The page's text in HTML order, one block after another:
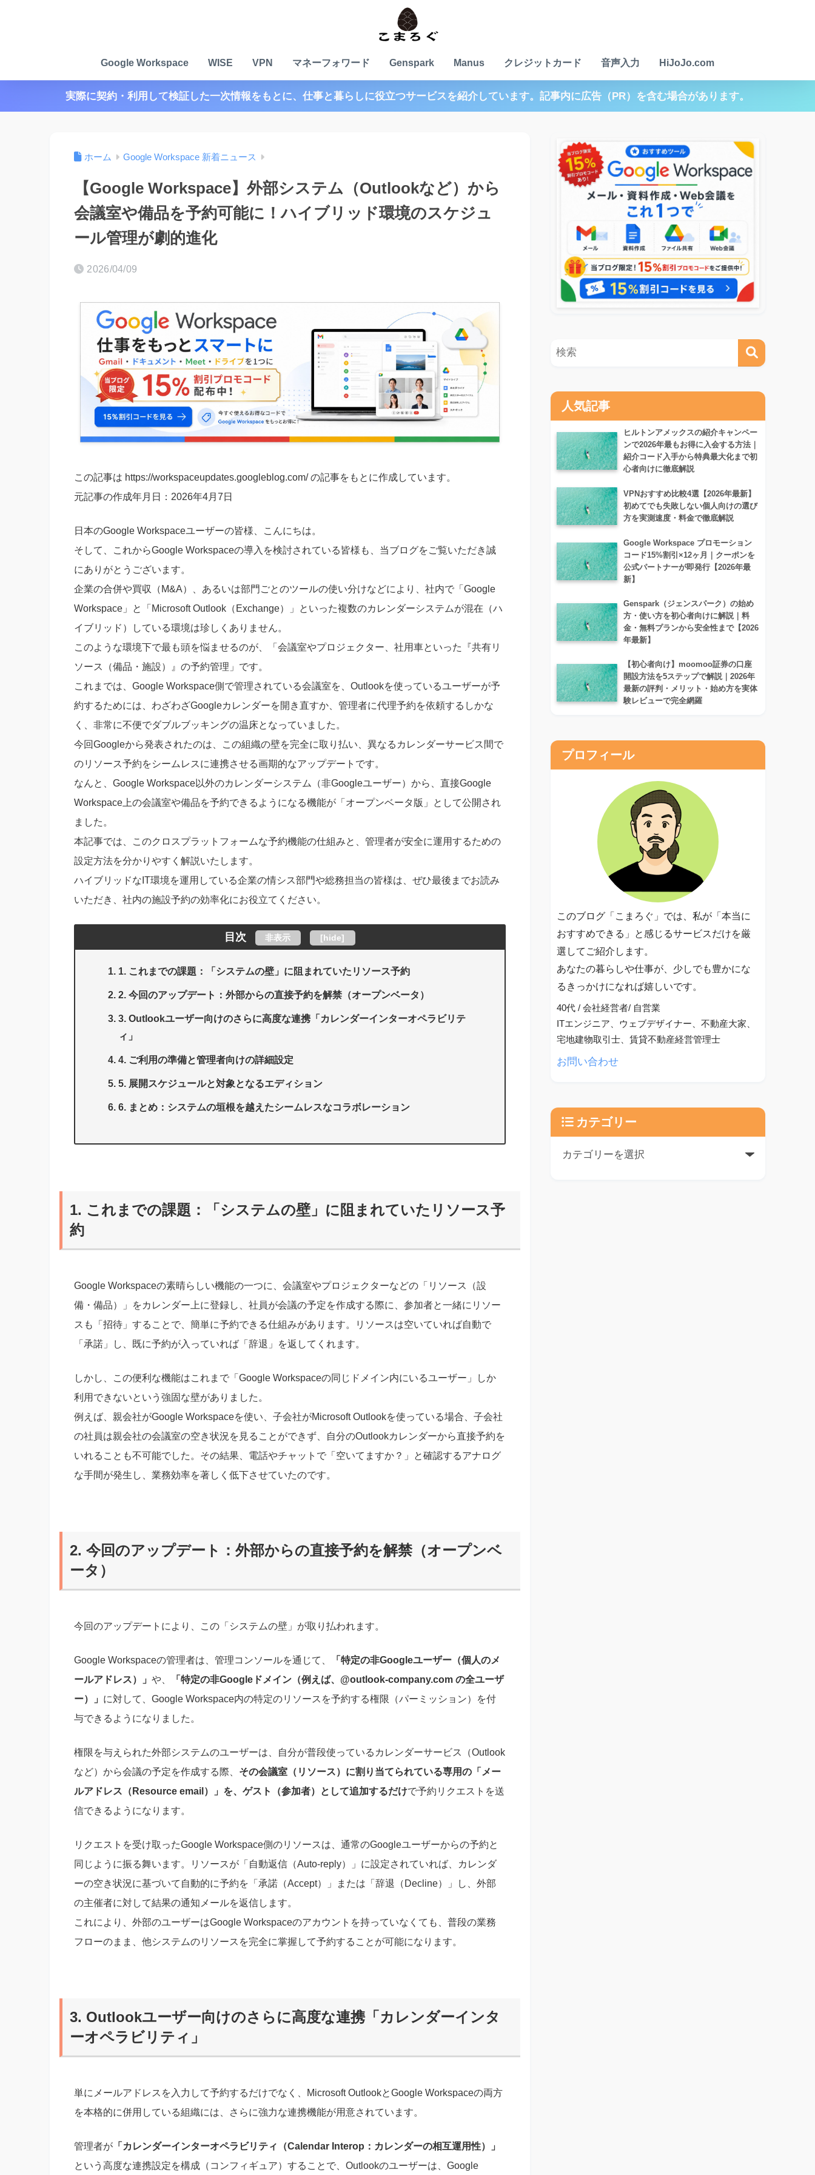
Google Workspace WISE VPN マネーフォワード Genspark Manus クレジットカード 音声入力 HiJoJo.com
実際に契約・利用して検証した一次情報をもとに、仕事と暮らしに役立つサービスを紹介しています。記事内に広告（PR）を含む場合があります。
ホーム Google Workspace 新着ニュース
【Google Workspace】外部システム（Outlookなど）から
会議室や備品を予約可能に！ハイブリッド環境のスケジュ
ール管理が劇的進化
2026/04/09
この記事は https://workspaceupdates.googleblog.com/ の記事をもとに作成しています。
元記事の作成年月日：2026年4月7日
日本のGoogle Workspaceユーザーの皆様、こんにちは。
そして、これからGoogle Workspaceの導入を検討されている皆様も、当ブログをご覧いただき誠
にありがとうございます。
企業の合併や買収（M&A）、あるいは部門ごとのツールの使い分けなどにより、社内で「Google
Workspace」と「Microsoft Outlook（Exchange）」といった複数のカレンダーシステムが混在（ハ
イブリッド）している環境は珍しくありません。
このような環境下で最も頭を悩ませるのが、「会議室やプロジェクター、社用車といった『共有リ
ソース（備品・施設）』の予約管理」です。
これまでは、Google Workspace側で管理されている会議室を、Outlookを使っているユーザーが予
約するためには、わざわざGoogleカレンダーを開き直すか、管理者に代理予約を依頼するしかな
く、非常に不便でダブルブッキングの温床となっていました。
今回Googleから発表されたのは、この組織の壁を完全に取り払い、異なるカレンダーサービス間で
のリソース予約をシームレスに連携させる画期的なアップデートです。
なんと、Google Workspace以外のカレンダーシステム（非Googleユーザー）から、直接Google
Workspace上の会議室や備品を予約できるようになる機能が「オープンベータ版」として公開され
ました。
本記事では、このクロスプラットフォームな予約機能の仕組みと、管理者が安全に運用するための
設定方法を分かりやすく解説いたします。
ハイブリッドなIT環境を運用している企業の情シス部門や総務担当の皆様は、ぜひ最後までお読み
いただき、社内の施設予約の効率化にお役立てください。
目次 非表示 [hide]
1. これまでの課題：「システムの壁」に阻まれていたリソース予約
2. 今回のアップデート：外部からの直接予約を解禁（オープンベータ）
3. Outlookユーザー向けのさらに高度な連携「カレンダーインターオペラビリテ
ィ」
4. ご利用の準備と管理者向けの詳細設定
5. 展開スケジュールと対象となるエディション
6. まとめ：システムの垣根を越えたシームレスなコラボレーション
1. これまでの課題：「システムの壁」に阻まれていたリソース予
約
Google Workspaceの素晴らしい機能の一つに、会議室やプロジェクターなどの「リソース（設
備・備品）」をカレンダー上に登録し、社員が会議の予定を作成する際に、参加者と一緒にリソー
スも「招待」することで、簡単に予約できる仕組みがあります。リソースは空いていれば自動で
「承諾」し、既に予約が入っていれば「辞退」を返してくれます。
しかし、この便利な機能はこれまで「Google Workspaceの同じドメイン内にいるユーザー」しか
利用できないという強固な壁がありました。
例えば、親会社がGoogle Workspaceを使い、子会社がMicrosoft Outlookを使っている場合、子会社
の社員は親会社の会議室の空き状況を見ることができず、自分のOutlookカレンダーから直接予約を
いれることも不可能でした。その結果、電話やチャットで「空いてますか？」と確認するアナログ
な手間が発生し、業務効率を著しく低下させていたのです。
2. 今回のアップデート：外部からの直接予約を解禁（オープンベ
ータ）
今回のアップデートにより、この「システムの壁」が取り払われます。
Google Workspaceの管理者は、管理コンソールを通じて、
「特定の非Googleユーザー（個人のメ
ールアドレス）」 や、
「特定の非Googleドメイン（例えば、@outlook-company.com の全ユーザ
ー）」 に対して、Google Workspace内の特定のリソースを予約する権限（パーミッション）を付
与できるようになりました。
権限を与えられた外部システムのユーザーは、自分が普段使っているカレンダーサービス（Outlook
など）から会議の予定を作成する際、 その会議室（リソース）に割り当てられている専用の「メー
ルアドレス（Resource email）」を、ゲスト（参加者）として追加するだけで予約リクエストを送
信できるようになります。
リクエストを受け取ったGoogle Workspace側のリソースは、通常のGoogleユーザーからの予約と
同じように振る舞います。リソースが「自動返信（Auto-reply）」に設定されていれば、カレンダ
ーの空き状況に基づいて自動的に予約を「承諾（Accept）」または「辞退（Decline）」し、外部
の主催者に対して結果の通知メールを返信します。
これにより、外部のユーザーはGoogle Workspaceのアカウントを持っていなくても、普段の業務
フローのまま、他システムのリソースを完全に掌握して予約することが可能になります。
3. Outlookユーザー向けのさらに高度な連携「カレンダーインタ
ーオペラビリティ」
単にメールアドレスを入力して予約するだけでなく、Microsoft OutlookとGoogle Workspaceの両方
を本格的に併用している組織には、さらに強力な連携機能が用意されています。
管理者が 「カレンダーインターオペラビリティ（Calendar Interop：カレンダーの相互運用性）」
という高度な連携設定を構成（コンフィギュア）することで、Outlookのユーザーは、Google
人気記事
ヒルトンアメックスの紹介キャンペー
ンで2026年最もお得に入会する方法｜
紹介コード入手から特典最大化まで初
心者向けに徹底解説
VPNおすすめ比較4選【2026年最新】
初めてでも失敗しない個人向けの選び
方を実測速度・料金で徹底解説
Google Workspace プロモーション
コード15%割引×12ヶ月｜クーポンを
公式パートナーが即発行【2026年最
新】
Genspark（ジェンスパーク）の始め
方・使い方を初心者向けに解説｜料
金・無料プランから安全性まで【2026
年最新】
【初心者向け】moomoo証券の口座
開設方法を5ステップで解説｜2026年
最新の評判・メリット・始め方を実体
験レビューで完全網羅
プロフィール
このブログ「こまろぐ」では、私が「本当に
おすすめできる」と感じるサービスだけを厳
選してご紹介します。
あなたの暮らしや仕事が、少しでも豊かにな
るきっかけになれば嬉しいです。
40代 / 会社経営者/ 自営業
ITエンジニア、ウェブデザイナー、不動産大家、
宅地建物取引士、賃貸不動産経営管理士
お問い合わせ
カテゴリー